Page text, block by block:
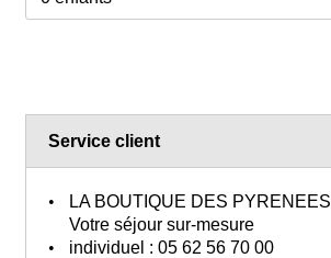
Service client
LA BOUTIQUE DES PYRENEES
Votre séjour sur-mesure
individuel :05 62 56 70 00